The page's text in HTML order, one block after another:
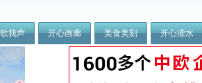
我声 开心画廊 美食美刻 开心灌水